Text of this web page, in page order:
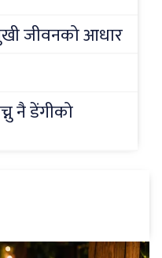
जीवनको आधार
नै डेंगीको